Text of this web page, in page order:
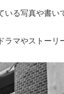
いる写真や書い
マやストーリ